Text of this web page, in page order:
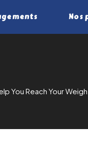
Nos
You Reach Your